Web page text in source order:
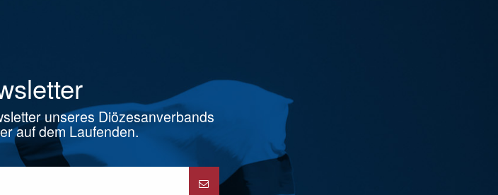
unseres Diözesanverbands
auf dem Laufenden.